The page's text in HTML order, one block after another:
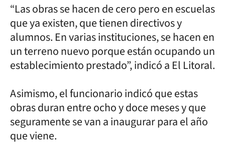
“Las obras se hacen de cero pero en escuelas
que ya existen, que tienen directivos y
alumnos. En varias instituciones, se hacen en
un terreno nuevo porque están ocupando un
establecimiento prestado”, indicó a El Litoral.
Asimismo, el funcionario indicó que estas
obras duran entre ocho y doce meses y que
seguramente se van a inaugurar para el año
que viene.